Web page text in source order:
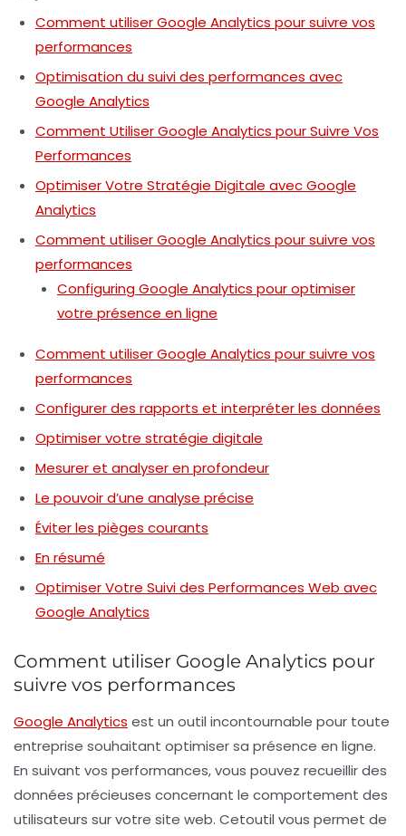
Comment utiliser Google Analytics pour suivre vos
performances
Optimisation du suivi des performances avec
Google Analytics
Comment Utiliser Google Analytics pour Suivre Vos
Performances
Optimiser Votre Stratégie Digitale avec Google
Analytics
Comment utiliser Google Analytics pour suivre vos
performances
Configuring Google Analytics pour optimiser
votre présence en ligne
Comment utiliser Google Analytics pour suivre vos
performances
Configurer des rapports et interpréter les données
Optimiser votre stratégie digitale
Mesurer et analyser en profondeur
Le pouvoir d’une analyse précise
Éviter les pièges courants
En résumé
Optimiser Votre Suivi des Performances Web avec
Google Analytics
Comment utiliser Google Analytics pour
suivre vos performances
Google Analytics est un outil incontournable pour toute
entreprise souhaitant optimiser sa présence en ligne.
En suivant vos performances, vous pouvez recueillir des
données précieuses concernant le comportement des
utilisateurs sur votre site web. Cetoutil vous permet de